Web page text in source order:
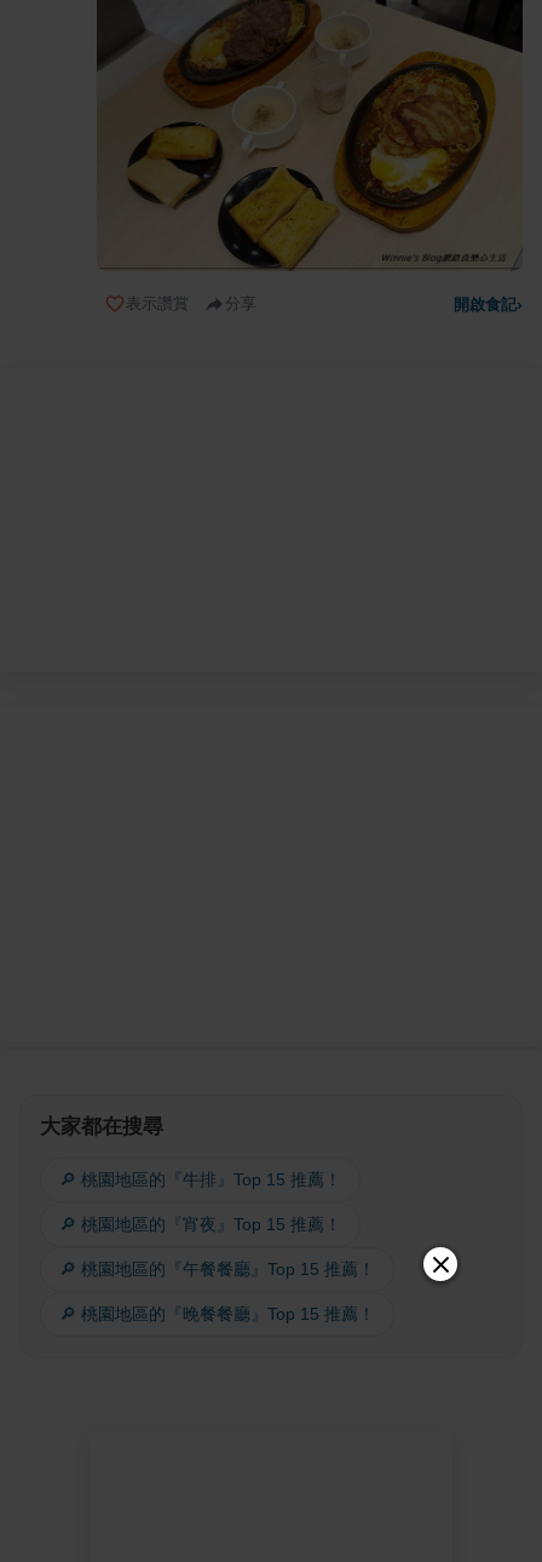
表示讚賞 分享 開啟食記›
大家都在搜尋
🔎 桃園地區的『牛排』Top 15 推薦！
🔎 桃園地區的『宵夜』Top 15 推薦！
🔎 桃園地區的『午餐餐廳』Top 15 推薦！
🔎 桃園地區的『晚餐餐廳』Top 15 推薦！